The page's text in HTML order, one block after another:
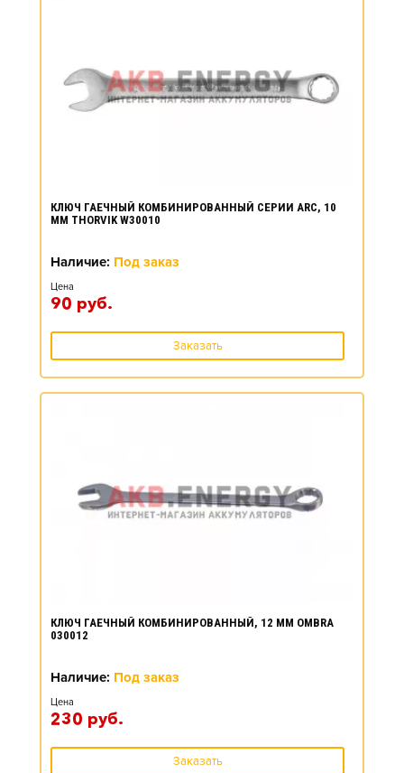
КЛЮЧ ГАЕЧНЫЙ КОМБИНИРОВАННЫЙ СЕРИИ ARC, 10
ММ THORVIK W30010
Наличие: Под заказ
Цена
90 руб.
Заказать
КЛЮЧ ГАЕЧНЫЙ КОМБИНИРОВАННЫЙ, 12 ММ OMBRA
030012
Наличие: Под заказ
Цена
230 руб.
Заказать